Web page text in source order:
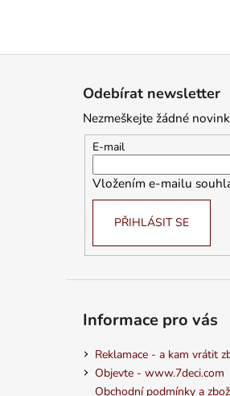
Odebírat newsletter
Nezmeškejte žádné
E-mail
Vložením e-mailu
PŘIHLÁSIT SE
Informace pro vás
Reklamace - a kam vrátit
Objevte - www.7deci.com
Obchodní podmínky a